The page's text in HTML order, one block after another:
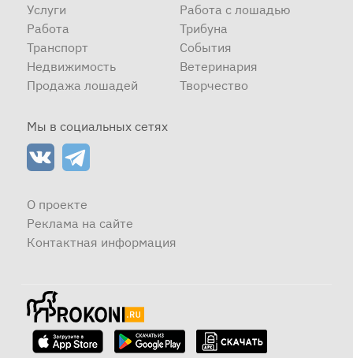
Услуги
Работа
Транспорт
Недвижимость
Продажа лошадей
Работа с лошадью
Трибуна
События
Ветеринария
Творчество
Мы в социальных сетях
О проекте
Реклама на сайте
Контактная информация